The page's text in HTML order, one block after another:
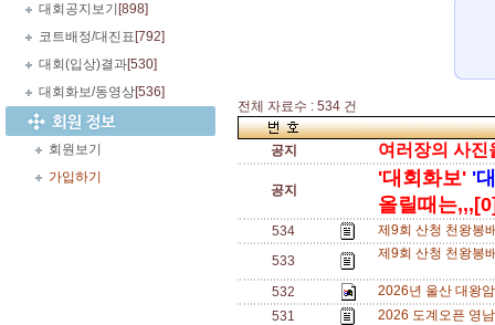
대회공지보기 [898]
코트배정/대진표 [792]
대회(입상)결과[530]
대회화보/동영상[536]
회원보기
가입하기
전체 자료수 : 534 건
공지 여러장의 사진
공지
'대회화보' '
올릴때는
534
제9회 산청 천왕봉
533
제9회 산청 천왕봉
532
2026년 울산 대왕
531
2026 도계오픈 영